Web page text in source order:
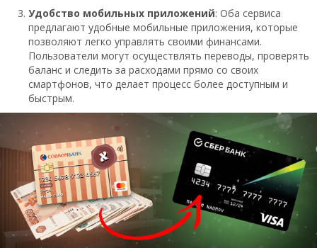
Удобство мобильных приложений: Оба сервиса
предлагают удобные мобильные приложения, которые
позволяют легко управлять своими финансами.
Пользователи могут осуществлять переводы, проверять
баланс и следить за расходами прямо со своих
смартфонов, что делает процесс более доступным и
быстрым.